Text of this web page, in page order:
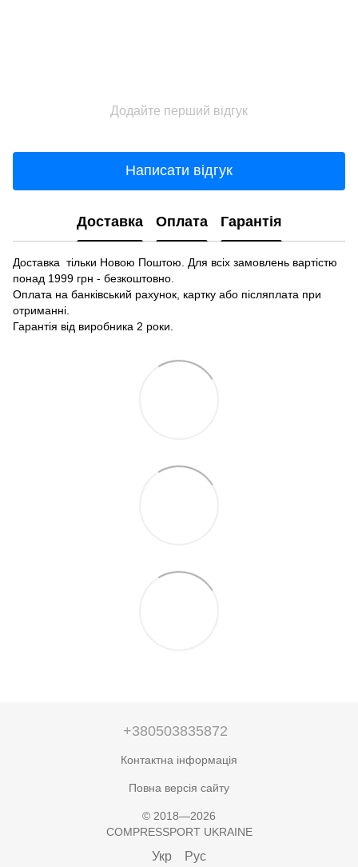
Додайте перший відгук
Написати відгук
Доставка Оплата Гарантія
Доставка тільки Новою Поштою. Для всіх замовлень вартістю
понад 1999 грн - безкоштовно.
Оплата на банківський рахунок, картку або післяплата при
отриманні.
Гарантія від виробника 2 роки.
+380503835872
Контактна інформація
Повна версія сайту
© 2018—2026
COMPRESSPORT UKRAINE
Укр Рус